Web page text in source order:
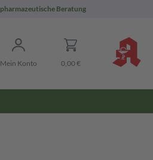
pharmazeutische Beratung
Mein Konto 0,00 €